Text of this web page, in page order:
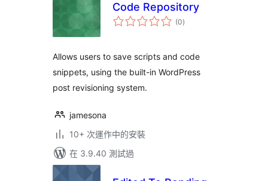
Code Repository
(0總
評)
Allows users to save scripts and code
snippets, using the built-in WordPress
post revisioning system.
jamesona
10+ 次運作中的安裝
在 3.9.40 測試過